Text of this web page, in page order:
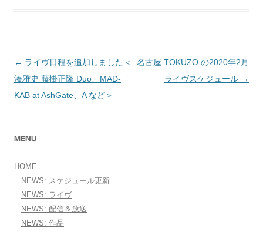
投稿ナビゲーション
← ライヴ日程を追加しました＜
湊雅史 藤掛正隆 Duo、MAD-
KAB at AshGate、A など＞
名古屋 TOKUZO の2020年2月
ライヴスケジュール →
MENU
HOME
NEWS: スケジュール更新
NEWS: ライヴ
NEWS: 配信＆放送
NEWS: 作品